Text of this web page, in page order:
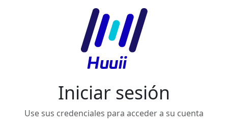
Iniciar sesión
Use sus credenciales para acceder a su cuenta